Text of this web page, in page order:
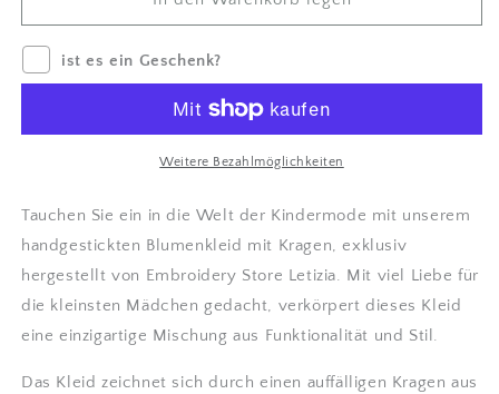
|
Fluo
Blumen
Piqué-
3
Monate
-
36
Monate
Embroidery
Store
|
Blumen
Baumwoll-
Piqué-
Kragen
3
Monate
-
36
Monate
|
Embroidery
Store
ist es ein Geschenk?
Weitere Bezahlmöglichkeiten
Tauchen Sie ein in die Welt der Kindermode mit unserem
handgestickten Blumenkleid mit Kragen, exklusiv
hergestellt von Embroidery Store Letizia. Mit viel Liebe für
die kleinsten Mädchen gedacht, verkörpert dieses Kleid
eine einzigartige Mischung aus Funktionalität und Stil.
Das Kleid zeichnet sich durch einen auffälligen Kragen aus